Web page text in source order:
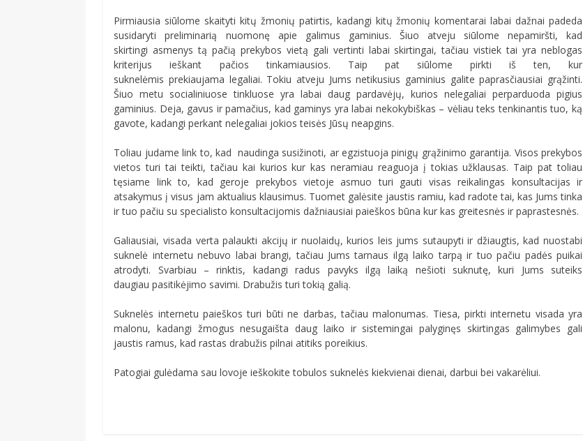
Pirmiausia siūlome skaityti kitų žmonių patirtis, kadangi kitų žmonių komentarai labai dažnai padeda
susidaryti preliminarią nuomonę apie galimus gaminius. Šiuo atveju siūlome nepamiršti, kad
skirtingi asmenys tą pačią prekybos vietą gali vertinti labai skirtingai, tačiau vistiek tai yra neblogas
kriterijus ieškant pačios tinkamiausios. Taip pat siūlome pirkti iš ten, kur
suknelėmis prekiaujama legaliai. Tokiu atveju Jums netikusius gaminius galite paprasčiausiai grąžinti.
Šiuo metu socialiniuose tinkluose yra labai daug pardavėjų, kurios nelegaliai perparduoda pigius
gaminius. Deja, gavus ir pamačius, kad gaminys yra labai nekokybiškas – vėliau teks tenkinantis tuo, ką
gavote, kadangi perkant nelegaliai jokios teisės Jūsų neapgins.
Toliau judame link to, kad naudinga susižinoti, ar egzistuoja pinigų grąžinimo garantija. Visos prekybos
vietos turi tai teikti, tačiau kai kurios kur kas neramiau reaguoja į tokias užklausas. Taip pat toliau
tęsiame link to, kad geroje prekybos vietoje asmuo turi gauti visas reikalingas konsultacijas ir
atsakymus į visus jam aktualius klausimus. Tuomet galėsite jaustis ramiu, kad radote tai, kas Jums tinka
ir tuo pačiu su specialisto konsultacijomis dažniausiai paieškos būna kur kas greitesnės ir paprastesnės.
Galiausiai, visada verta palaukti akcijų ir nuolaidų, kurios leis jums sutaupyti ir džiaugtis, kad nuostabi
suknelė internetu nebuvo labai brangi, tačiau Jums tarnaus ilgą laiko tarpą ir tuo pačiu padės puikai
atrodyti. Svarbiau – rinktis, kadangi radus pavyks ilgą laiką nešioti suknutę, kuri Jums suteiks
daugiau pasitikėjimo savimi. Drabužis turi tokią galią.
Suknelės internetu paieškos turi būti ne darbas, tačiau malonumas. Tiesa, pirkti internetu visada yra
malonu, kadangi žmogus nesugaišta daug laiko ir sistemingai palyginęs skirtingas galimybes gali
jaustis ramus, kad rastas drabužis pilnai atitiks poreikius.
Patogiai gulėdama sau lovoje ieškokite tobulos suknelės kiekvienai dienai, darbui bei vakarėliui.